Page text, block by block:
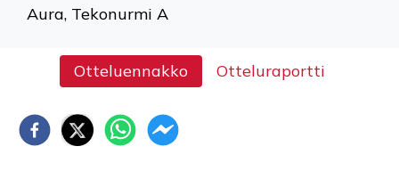
Aura, Tekonurmi A
Otteluennakko Otteluraportti